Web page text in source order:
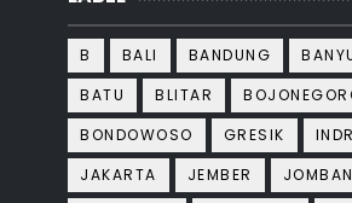
B BALI BANDUNG
BATU
BLITAR
BONDOWOSO
GRESIK
JAKARTA
JEMBER